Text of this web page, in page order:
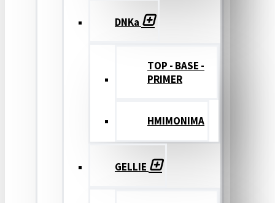
DNKa
TOP - BASE -
PRIMER
ΗΜΙΜΟΝΙΜΑ
GELLIE